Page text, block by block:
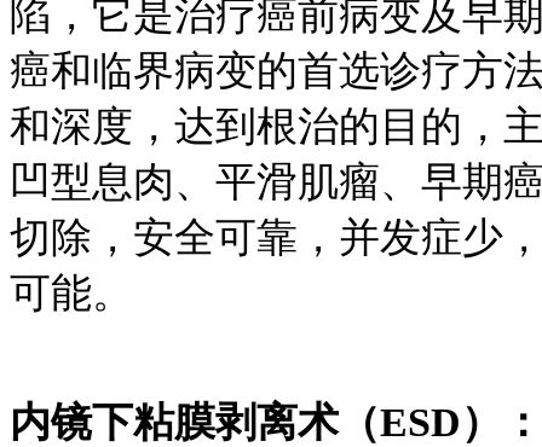
陷，它是治疗癌前病变及早
癌和临界病变的首选诊疗方
和深度，达到根治的目的，
凹型息肉、平滑肌瘤、早期
切除，安全可靠，并发症少
可能。
内镜下粘膜剥离术（ESD）：